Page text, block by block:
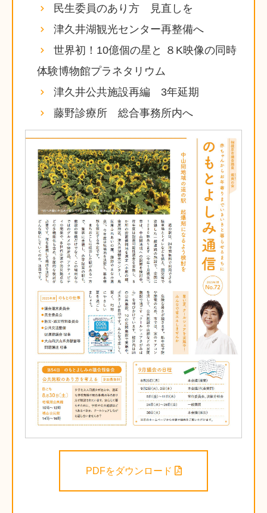
民生委員のあり方 見直しを
津久井湖観光センター再整備へ
世界初！10億個の星と ８K映像の同時
体験博物館プラネタリウム
津久井公共施設再編 3年延期
藤野診療所 総合事務所内へ
PDFをダウンロード